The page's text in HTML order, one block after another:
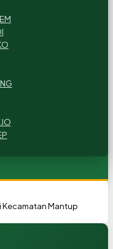
Kecamatan Mantup